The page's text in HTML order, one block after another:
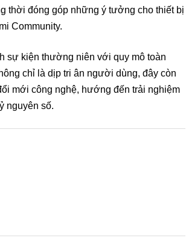
thời đóng góp những ý tưởng cho thiết bị
Community.
sự kiện thường niên với quy mô toàn
chỉ là dịp tri ân người dùng, đây còn
mới công nghệ, hướng đến trải nghiệm
nguyên số.